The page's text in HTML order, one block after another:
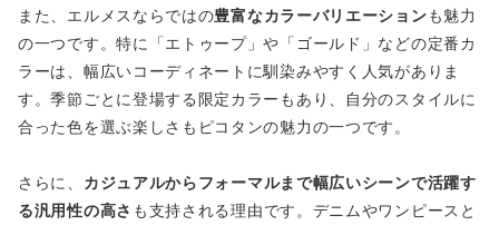
また、エルメスならではの豊富なカラーバリエーションも魅力
の一つです。特に「エトゥープ」や「ゴールド」などの定番カ
ラーは、幅広いコーディネートに馴染みやすく人気がありま
す。季節ごとに登場する限定カラーもあり、自分のスタイルに
合った色を選ぶ楽しさもピコタンの魅力の一つです。
さらに、 カジュアルからフォーマルまで幅広いシーンで活躍す
る汎用性の高さ も支持される理由です。デニムやワンピースと